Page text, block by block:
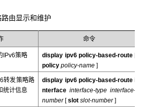
由显示和维护
命令
IPv6策略 display ipv6 policy-based-route [
policy policy-name ]
转发策略路
统计信息
display ipv6 policy-based-route i
nterfaceinterface-type interface-
number [ slot slot-number ]